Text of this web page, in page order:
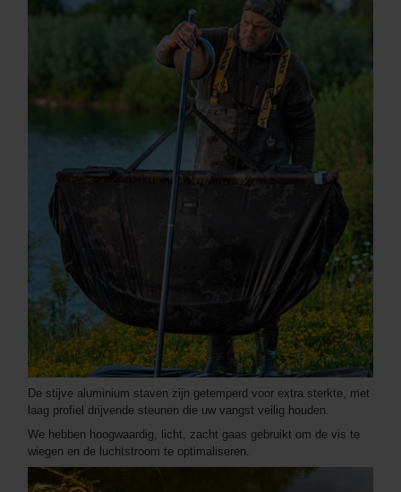
De stijve aluminium staven zijn getemperd voor extra sterkte, met
laag profiel drijvende steunen die uw vangst veilig houden.
We hebben hoogwaardig, licht, zacht gaas gebruikt om de vis te
wiegen en de luchtstroom te optimaliseren.